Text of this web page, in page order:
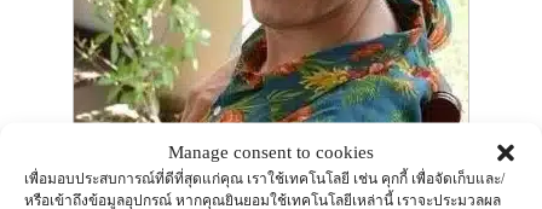
Manage consent to cookies
เพื่อมอบประสบการณ์ที่ดีที่สุดแก่คุณ เราใช้เทคโนโลยี เช่น คุกกี้ เพื่อจัดเก็บและ/
หรือเข้าถึงข้อมูลอุปกรณ์ หากคุณยินยอมใช้เทคโนโลยีเหล่านี้ เราจะประมวลผล